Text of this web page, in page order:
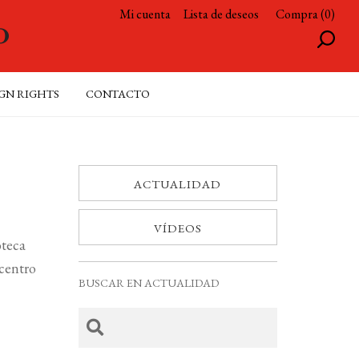
Mi cuenta Lista de deseos Compra (0)
RIGHTS CONTACTO
ACTUALIDAD
VÍDEOS
BUSCAR EN ACTUALIDAD